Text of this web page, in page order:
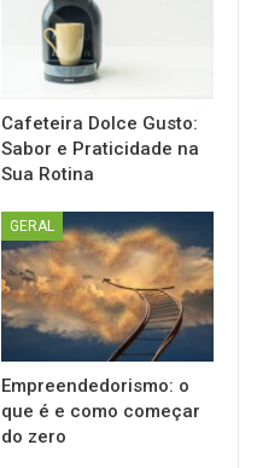
Cafeteira Dolce Gusto:
Sabor e Praticidade na
Sua Rotina
GERAL
Empreendedorismo: o
que é e como começar
do zero